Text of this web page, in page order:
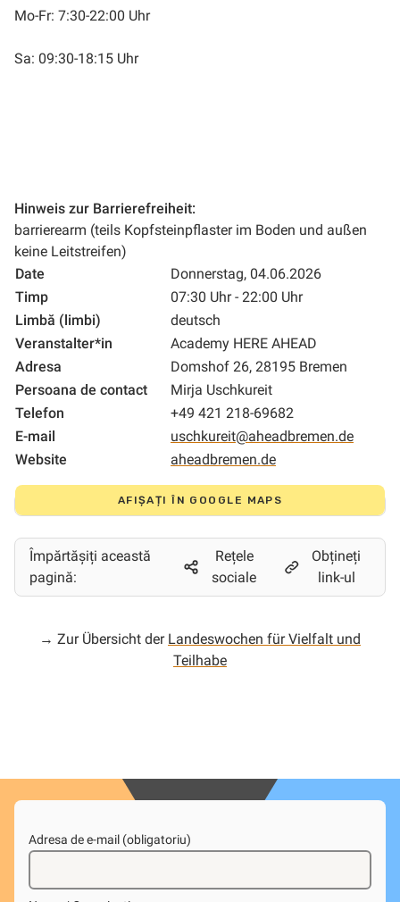
Mo-Fr: 7:30-22:00 Uhr
Sa: 09:30-18:15 Uhr
Hinweis zur Barrierefreiheit:
barrierearm (teils Kopfsteinpflaster im Boden und außen
keine Leitstreifen)
Date
Donnerstag, 04.06.2026
Timp
07:30 Uhr - 22:00 Uhr
Limbă (limbi)
deutsch
Veranstalter*in
Academy HERE AHEAD
Adresa
Domshof 26, 28195 Bremen
Persoana de contact
Mirja Uschkureit
Telefon
+49 421 218-69682
E-mail
uschkureit@aheadbremen.de
Website
aheadbremen.de
AFIȘAȚI ÎN GOOGLE MAPS
Împărtășiți această
pagină:
Rețele
sociale
Obțineți
link-ul
→ Zur Übersicht der Landeswochen für Vielfalt und
Teilhabe
Adresa de e-mail (obligatoriu)